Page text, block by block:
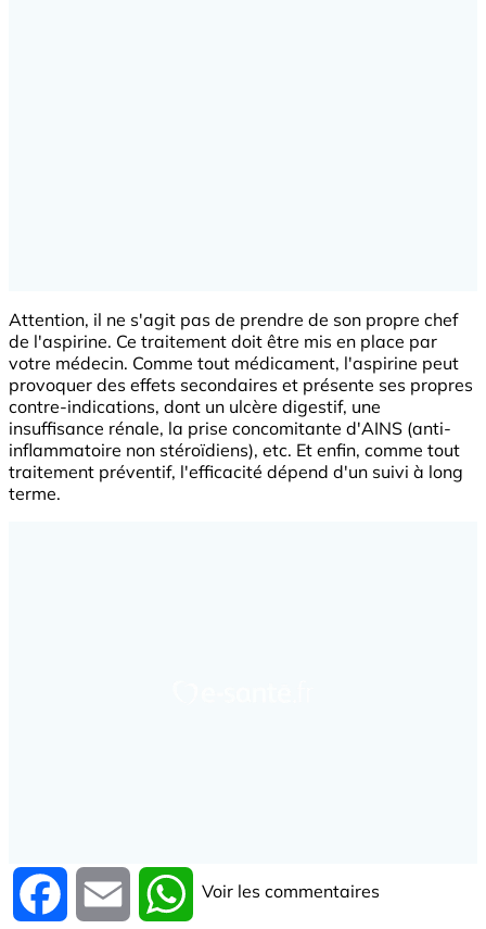
Attention, il ne s'agit pas de prendre de son propre chef
de l'aspirine. Ce traitement doit être mis en place par
votre médecin. Comme tout médicament, l'aspirine peut
provoquer des effets secondaires et présente ses propres
contre-indications, dont un ulcère digestif, une
insuffisance rénale, la prise concomitante d'AINS (anti-
inflammatoire non stéroïdiens), etc. Et enfin, comme tout
traitement préventif, l'efficacité dépend d'un suivi à long
terme.
Facebook Email WhatsApp
Voir les commentaires